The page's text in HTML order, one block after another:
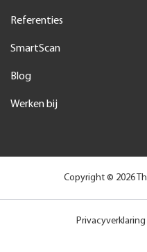
Referenties
SmartScan
Blog
Werken bij
Copyright © 2026
Privacyverklaring